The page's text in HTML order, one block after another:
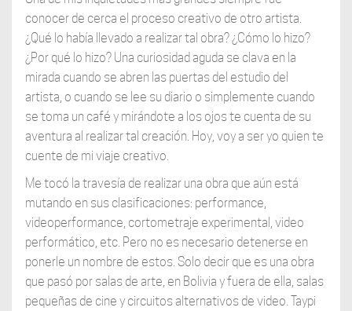
conocer de cerca el proceso creativo de otro artista.
¿Qué lo había llevado a realizar tal obra? ¿Cómo lo hizo?
¿Por qué lo hizo? Una curiosidad aguda se clava en la
mirada cuando se abren las puertas del estudio del
artista, o cuando se lee su diario o simplemente cuando
se toma un café y mirándote a los ojos te cuenta de su
aventura al realizar tal creación. Hoy, voy a ser yo quien te
cuente de mi viaje creativo.
Me tocó la travesía de realizar una obra que aún está
mutando en sus clasificaciones: performance,
videoperformance, cortometraje experimental, video
performático, etc. Pero no es necesario detenerse en
ponerle un nombre de estos. Solo decir que es una obra
que pasó por salas de arte, en Bolivia y fuera de ella, salas
pequeñas de cine y circuitos alternativos de video. Taypi